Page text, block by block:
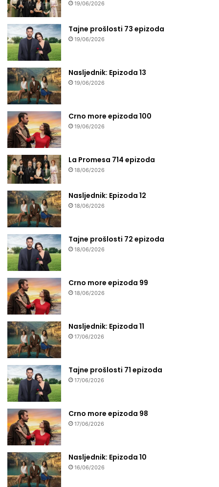
19/06/2026
Tajne prošlosti 73 epizoda
19/06/2026
Nasljednik: Epizoda 13
19/06/2026
Crno more epizoda 100
19/06/2026
La Promesa 714 epizoda
18/06/2026
Nasljednik: Epizoda 12
18/06/2026
Tajne prošlosti 72 epizoda
18/06/2026
Crno more epizoda 99
18/06/2026
Nasljednik: Epizoda 11
17/06/2026
Tajne prošlosti 71 epizoda
17/06/2026
Crno more epizoda 98
17/06/2026
Nasljednik: Epizoda 10
16/06/2026